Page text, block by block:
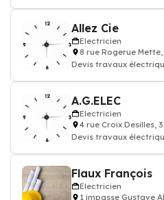
Allez Cie
Electricien
8 rue Rogerue
Devis travaux
A.G.ELEC
Electricien
4 rue Croix Desilles,
Devis travaux
Flaux François
Electricien
1 impasse Gustave